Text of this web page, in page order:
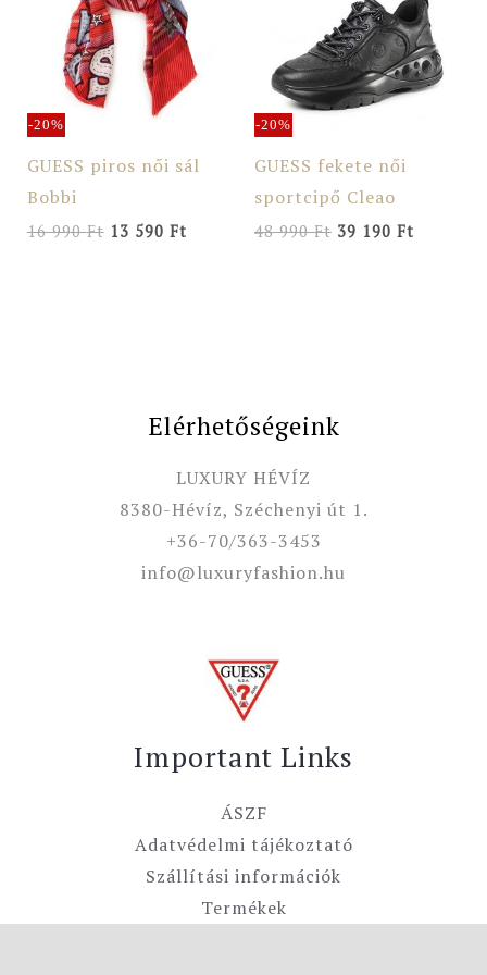
-20%
GUESS piros női sál
Bobbi
16 990Ft
990 Ft.
13 590 Ft
590 Ft.
-20%
GUESS fekete női
sportcipő Cleao
48 990Ft
990 Ft.
39 190 Ft
190 Ft.
Elérhetőségeink
LUXURY HÉVÍZ
8380-Hévíz, Széchenyi út 1.
+36-70/363-3453
info@luxuryfashion.hu
Important Links
ÁSZF
Adatvédelmi tájékoztató
Szállítási információk
Termékek